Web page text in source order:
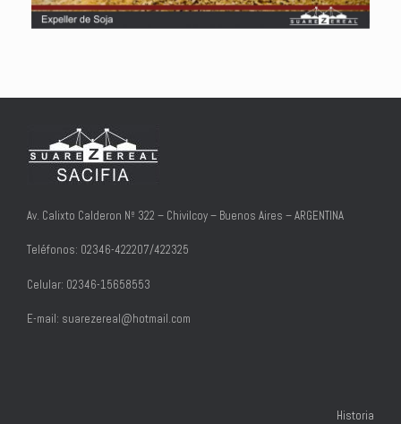
Av. Calixto Calderon Nº 322 – Chivilcoy – Buenos Aires – ARGENTINA
Teléfonos: 02346-422207/422325
Celular: 02346-15658553
E-mail: suarezereal@hotmail.com
Historia